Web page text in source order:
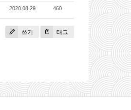
2020.08.29 460
쓰기 태그